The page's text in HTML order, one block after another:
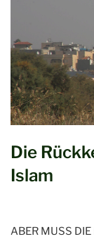
Die
Islam
ABER MUSS